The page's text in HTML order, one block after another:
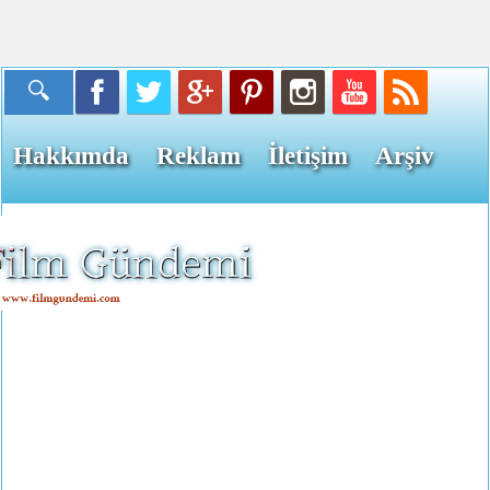
Hakkımda Reklam İletişim Arşiv